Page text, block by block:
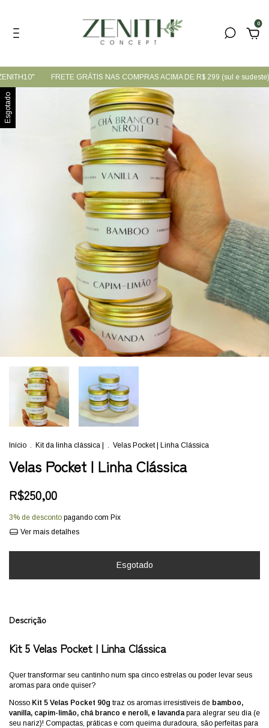
0
FRETE GRÁTIS NAS COMPRAS ACIMA DE R$ 299 (sul e sudeste)
Esgotado
Início . Kit da linha clássica | . Velas Pocket | Linha Clássica
Velas Pocket | Linha Clássica
R$250,00
3% de desconto pagando com Pix
Ver mais detalhes
Descrição
Kit 5 Velas Pocket | Linha Clássica
Quer transformar seu cantinho num spa cinco estrelas ou poder levar seus
aromas para onde quiser?
Nosso Kit 5 Velas Pocket 90g traz os aromas irresistíveis de bamboo,
vanilla, capim-limão, chá branco e neroli, e lavanda para alegrar seu dia (e
seu nariz)! Compactas, práticas e com queima duradoura, são perfeitas para